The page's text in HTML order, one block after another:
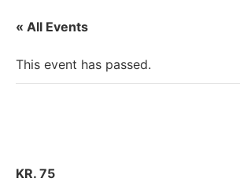
« All Events
This event has passed.
KR. 75